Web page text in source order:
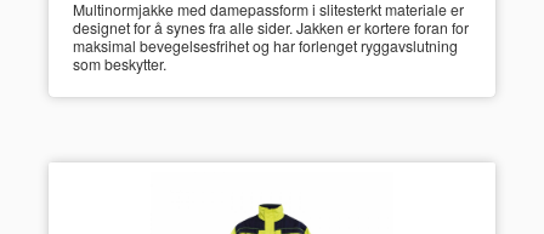
Multinormjakke med damepassform i slitesterkt materiale er
designet for å synes fra alle sider. Jakken er kortere foran for
maksimal bevegelsesfrihet og har forlenget ryggavslutning
som beskytter.